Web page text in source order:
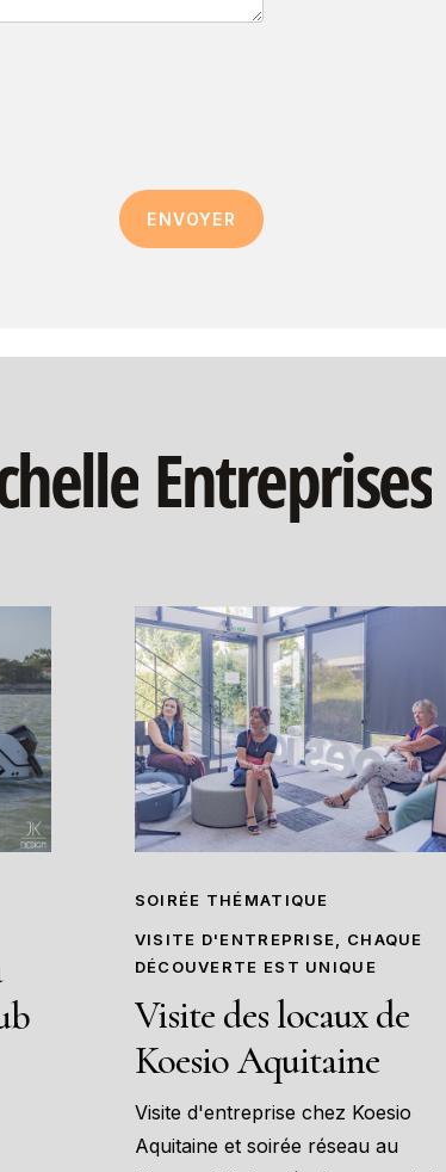
Entreprises
SOIRÉE THÉMATIQUE
VISITE D'ENTREPRISE, CHAQUE
DÉCOUVERTE EST UNIQUE
Visite des locaux de
Koesio Aquitaine
Visite d'entreprise chez Koesio
Aquitaine et soirée réseau au